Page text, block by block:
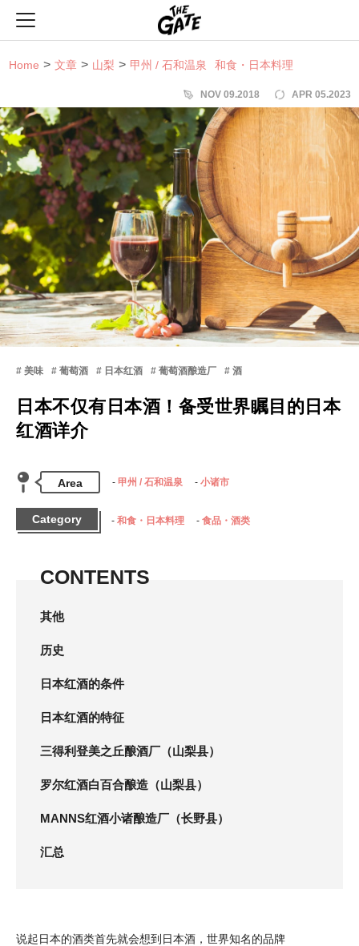
Home 文章 山梨 甲州 / 石和温泉 和食・日本料理
NOV 09.2018 APR 05.2023
美味 葡萄酒 日本红酒 葡萄酒酿造厂 酒
日本不仅有日本酒！备受世界瞩目的日本
红酒详介
Area 甲州 / 石和温泉 小诸市
Category 和食・日本料理 食品・酒类
CONTENTS
其他
历史
日本红酒的条件
日本红酒的特征
三得利登美之丘酿酒厂（山梨县）
罗尔红酒白百合酿造（山梨县）
MANNS红酒小诸酿造厂（长野县）
汇总
说起日本的酒类首先就会想到日本酒，世界知名的品牌